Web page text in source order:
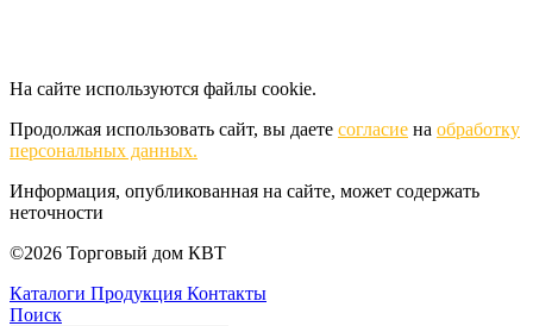
На сайте используются файлы cookie.
Продолжая использовать сайт, вы даете согласие на обработку
персональных данных.
Информация, опубликованная на сайте, может содержать
неточности
©2026 Торговый дом КВТ
Каталоги Продукция Контакты
Поиск